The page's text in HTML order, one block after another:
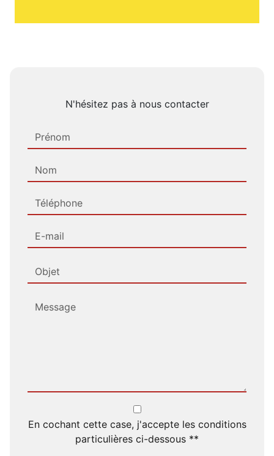
N'hésitez pas à nous contacter
En cochant cette case, j'accepte les conditions
particulières ci-dessous **